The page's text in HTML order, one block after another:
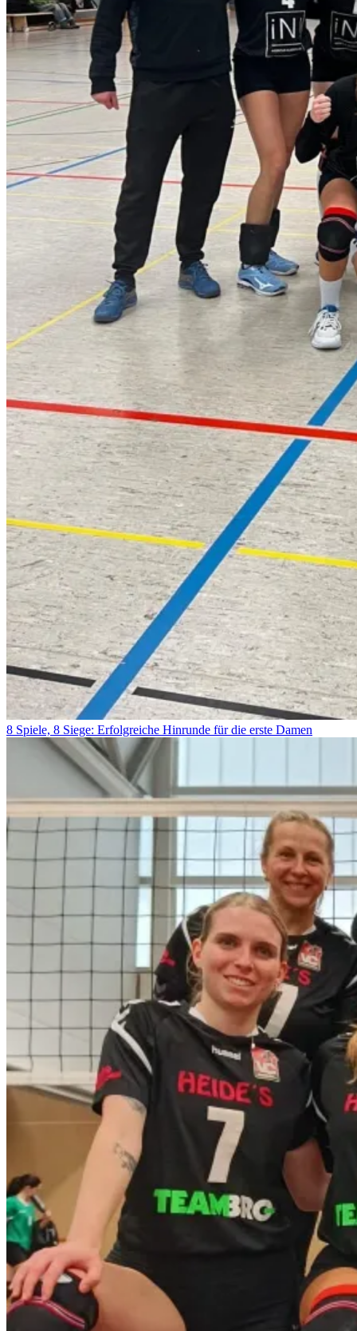
8 Spiele, 8 Siege: Erfolgreiche Hinrunde für die erste Damen